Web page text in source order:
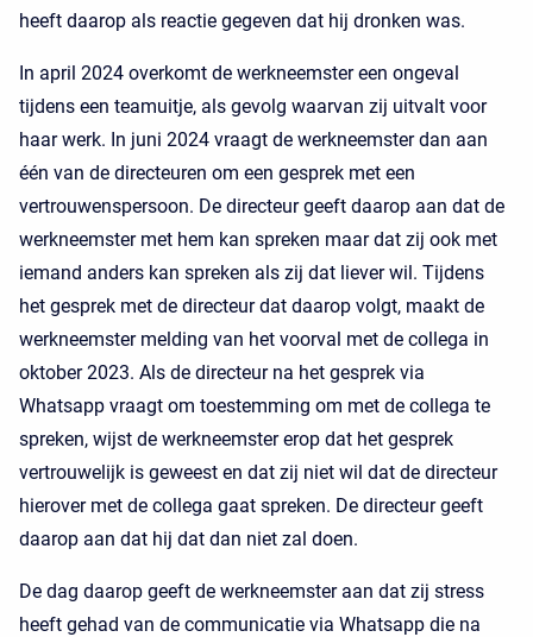
heeft daarop als reactie gegeven dat hij dronken was.
In april 2024 overkomt de werkneemster een ongeval
tijdens een teamuitje, als gevolg waarvan zij uitvalt voor
haar werk. In juni 2024 vraagt de werkneemster dan aan
één van de directeuren om een gesprek met een
vertrouwenspersoon. De directeur geeft daarop aan dat de
werkneemster met hem kan spreken maar dat zij ook met
iemand anders kan spreken als zij dat liever wil. Tijdens
het gesprek met de directeur dat daarop volgt, maakt de
werkneemster melding van het voorval met de collega in
oktober 2023. Als de directeur na het gesprek via
Whatsapp vraagt om toestemming om met de collega te
spreken, wijst de werkneemster erop dat het gesprek
vertrouwelijk is geweest en dat zij niet wil dat de directeur
hierover met de collega gaat spreken. De directeur geeft
daarop aan dat hij dat dan niet zal doen.
De dag daarop geeft de werkneemster aan dat zij stress
heeft gehad van de communicatie via Whatsapp die na